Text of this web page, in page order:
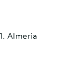
Almería